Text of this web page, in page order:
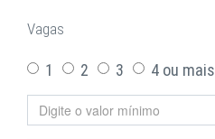
Vagas
1 2 3 4 ou mais